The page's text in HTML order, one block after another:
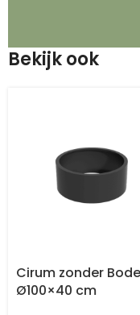
Bekijk ook
Cirum zonder
Ø100×40 cm